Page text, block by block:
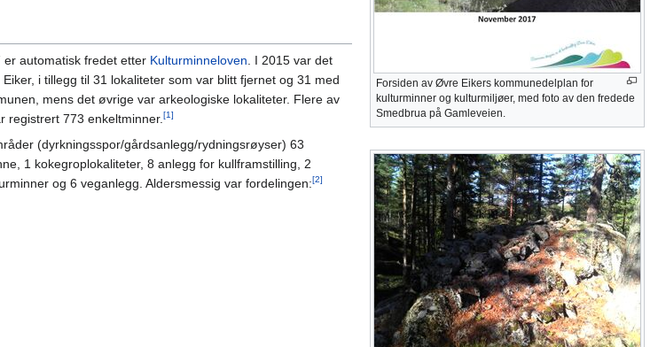
Forsiden av Øvre Eikers kommunedelplan for
kulturminner og kulturmiljøer, med foto av den fredede
Smedbrua på Gamleveien.
automatisk fredet etter Kulturminneloven . I 2015 var det
i tillegg til 31 lokaliteter som var blitt fjernet og 31 med
mens det øvrige var arkeologiske lokaliteter. Flere av
registrert 773 enkeltminner. [1]
(dyrkningsspor/gårdsanlegg/rydningsrøyser) 63
1 kokegroplokaliteter, 8 anlegg for kullframstilling, 2
og 6 veganlegg. Aldersmessig var fordelingen:[2]